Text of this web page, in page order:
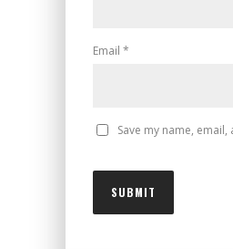
Email *
Save my name,